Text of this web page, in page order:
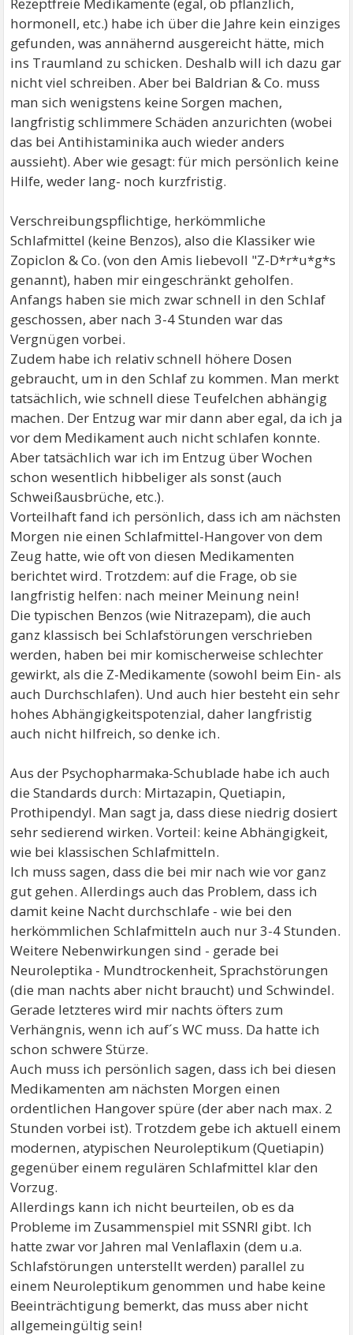
hormonell, etc.) habe ich über die Jahre kein einziges
gefunden, was annähernd ausgereicht hätte, mich
ins Traumland zu schicken. Deshalb will ich dazu gar
nicht viel schreiben. Aber bei Baldrian & Co. muss
man sich wenigstens keine Sorgen machen,
langfristig schlimmere Schäden anzurichten (wobei
das bei Antihistaminika auch wieder anders
aussieht). Aber wie gesagt: für mich persönlich keine
Hilfe, weder lang- noch kurzfristig.
Verschreibungspflichtige, herkömmliche
Schlafmittel (keine Benzos), also die Klassiker wie
Zopiclon & Co. (von den Amis liebevoll "Z-D*r*u*g*s
genannt), haben mir eingeschränkt geholfen.
Anfangs haben sie mich zwar schnell in den Schlaf
geschossen, aber nach 3-4 Stunden war das
Vergnügen vorbei.
Zudem habe ich relativ schnell höhere Dosen
gebraucht, um in den Schlaf zu kommen. Man merkt
tatsächlich, wie schnell diese Teufelchen abhängig
machen. Der Entzug war mir dann aber egal, da ich ja
vor dem Medikament auch nicht schlafen konnte.
Aber tatsächlich war ich im Entzug über Wochen
schon wesentlich hibbeliger als sonst (auch
Schweißausbrüche, etc.).
Vorteilhaft fand ich persönlich, dass ich am nächsten
Morgen nie einen Schlafmittel-Hangover von dem
Zeug hatte, wie oft von diesen Medikamenten
berichtet wird. Trotzdem: auf die Frage, ob sie
langfristig helfen: nach meiner Meinung nein!
Die typischen Benzos (wie Nitrazepam), die auch
ganz klassisch bei Schlafstörungen verschrieben
werden, haben bei mir komischerweise schlechter
gewirkt, als die Z-Medikamente (sowohl beim Ein- als
auch Durchschlafen). Und auch hier besteht ein sehr
hohes Abhängigkeitspotenzial, daher langfristig
auch nicht hilfreich, so denke ich.
Aus der Psychopharmaka-Schublade habe ich auch
die Standards durch: Mirtazapin, Quetiapin,
Prothipendyl. Man sagt ja, dass diese niedrig dosiert
sehr sedierend wirken. Vorteil: keine Abhängigkeit,
wie bei klassischen Schlafmitteln.
Ich muss sagen, dass die bei mir nach wie vor ganz
gut gehen. Allerdings auch das Problem, dass ich
damit keine Nacht durchschlafe - wie bei den
herkömmlichen Schlafmitteln auch nur 3-4 Stunden.
Weitere Nebenwirkungen sind - gerade bei
Neuroleptika - Mundtrockenheit, Sprachstörungen
(die man nachts aber nicht braucht) und Schwindel.
Gerade letzteres wird mir nachts öfters zum
Verhängnis, wenn ich auf´s WC muss. Da hatte ich
schon schwere Stürze.
Auch muss ich persönlich sagen, dass ich bei diesen
Medikamenten am nächsten Morgen einen
ordentlichen Hangover spüre (der aber nach max. 2
Stunden vorbei ist). Trotzdem gebe ich aktuell einem
modernen, atypischen Neuroleptikum (Quetiapin)
gegenüber einem regulären Schlafmittel klar den
Vorzug.
Allerdings kann ich nicht beurteilen, ob es da
Probleme im Zusammenspiel mit SSNRI gibt. Ich
hatte zwar vor Jahren mal Venlaflaxin (dem u.a.
Schlafstörungen unterstellt werden) parallel zu
einem Neuroleptikum genommen und habe keine
Beeinträchtigung bemerkt, das muss aber nicht
allgemeingültig sein!